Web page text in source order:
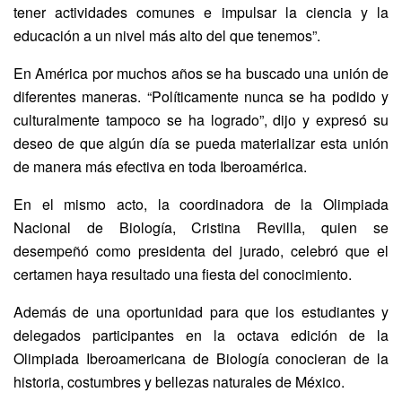
tener actividades comunes e impulsar la ciencia y la
educación a un nivel más alto del que tenemos”.
En América por muchos años se ha buscado una unión de
diferentes maneras. “Políticamente nunca se ha podido y
culturalmente tampoco se ha logrado”, dijo y expresó su
deseo de que algún día se pueda materializar esta unión
de manera más efectiva en toda Iberoamérica.
En el mismo acto, la coordinadora de la Olimpiada
Nacional de Biología, Cristina Revilla, quien se
desempeñó como presidenta del jurado, celebró que el
certamen haya resultado una fiesta del conocimiento.
Además de una oportunidad para que los estudiantes y
delegados participantes en la octava edición de la
Olimpiada Iberoamericana de Biología conocieran de la
historia, costumbres y bellezas naturales de México.